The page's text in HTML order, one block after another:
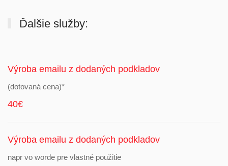
Ďalšie služby:
Výroba emailu z dodaných podkladov
(dotovaná cena)*
40€
Výroba emailu z dodaných podkladov
napr vo worde pre vlastné použitie